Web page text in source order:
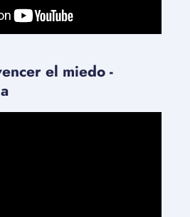
el miedo -